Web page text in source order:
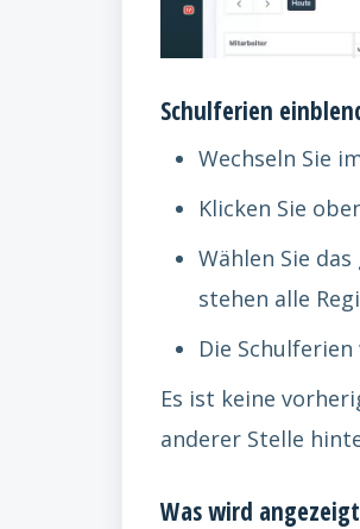
Schulferien
Wechseln Sie
Klicken Sie
Wählen Sie
stehen alle
Die
Es ist keine
anderer Stelle
Was wird